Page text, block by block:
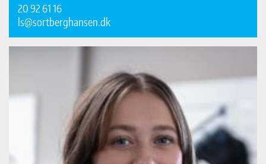
20 92 61 16
ls@sortberghansen.dk